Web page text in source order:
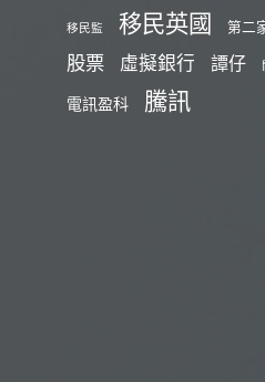
移民監 移民英國 第二
股票 虛擬銀行 譚仔
電訊盈科 騰訊